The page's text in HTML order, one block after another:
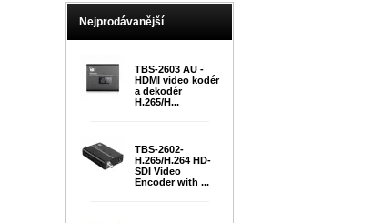
Nejprodávanější
TBS-2603 AU -
HDMI video kodér
a dekodér
H.265/H...
TBS-2602-
H.265/H.264 HD-
SDI Video
Encoder with ...